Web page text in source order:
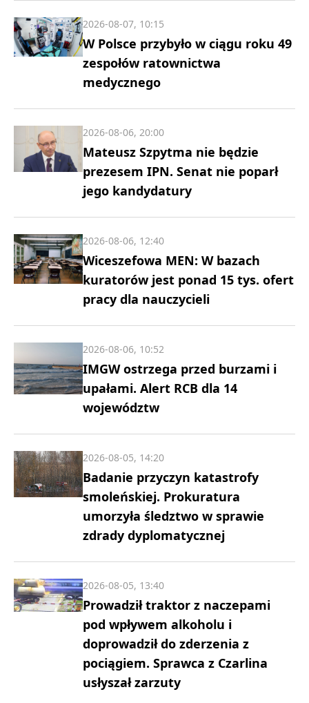
W Polsce przybyło w ciągu roku 49
zespołów ratownictwa
medycznego
2026-08-07, 10:15
Mateusz Szpytma nie będzie
prezesem IPN. Senat nie poparł
jego kandydatury
2026-08-06, 20:00
Wiceszefowa MEN: W bazach
kuratorów jest ponad 15 tys. ofert
pracy dla nauczycieli
2026-08-06, 12:40
IMGW ostrzega przed burzami i
upałami. Alert RCB dla 14
województw
2026-08-06, 10:52
Badanie przyczyn katastrofy
smoleńskiej. Prokuratura
umorzyła śledztwo w sprawie
zdrady dyplomatycznej
2026-08-05, 14:20
Prowadził traktor z naczepami
pod wpływem alkoholu i
doprowadził do zderzenia z
pociągiem. Sprawca z Czarlina
usłyszał zarzuty
2026-08-05, 13:40